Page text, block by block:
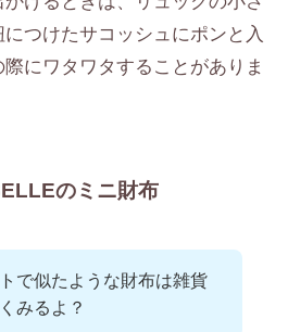
つけたサコッシュにポンと入
際にワタワタすることがありま
のミニ財布
で似たような財布は雑貨
みるよ？